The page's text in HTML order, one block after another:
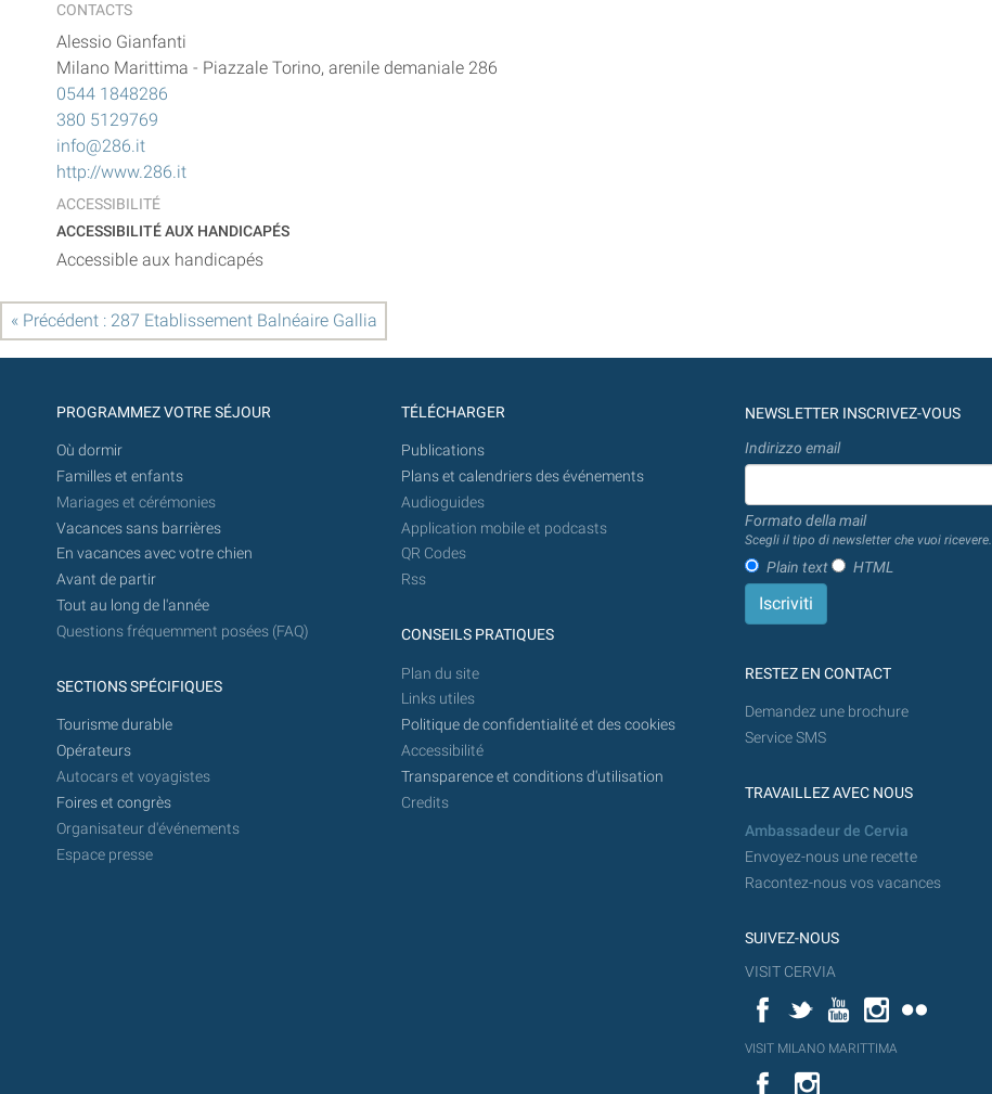
CONTACTS
Alessio Gianfanti
Milano Marittima - Piazzale Torino, arenile demaniale 286
0544 1848286
380 5129769
info@286.it
http://www.286.it
ACCESSIBILITÉ
ACCESSIBILITÉ AUX HANDICAPÉS
Accessible aux handicapés
« Précédent : 287 Etablissement Balnéaire Gallia
PROGRAMMEZ VOTRE SÉJOUR
Où dormir
Familles et enfants
Mariages et cérémonies
Vacances sans barrières
En vacances avec votre chien
Avant de partir
Tout au long de l'année
Questions fréquemment posées (FAQ)
SECTIONS SPÉCIFIQUES
Tourisme durable
Opérateurs
Autocars et voyagistes
Foires et congrès
Organisateur d'événements
Espace presse
TÉLÉCHARGER
Publications
Plans et calendriers des événements
Audioguides
Application mobile et podcasts
QR Codes
Rss
CONSEILS PRATIQUES
Plan du site
Links utiles
Politique de confidentialité et des cookies
Accessibilité
Transparence et conditions d'utilisation
Credits
NEWSLETTER INSCRIVEZ-VOUS
Indirizzo email
Formato della mail
Scegli il tipo di newsletter che vuoi ricevere.
Plain text HTML
RESTEZ EN CONTACT
Demandez une brochure
Service SMS
TRAVAILLEZ AVEC NOUS
Ambassadeur de Cervia
Envoyez-nous une recette
Racontez-nous vos vacances
SUIVEZ-NOUS
VISIT CERVIA
FacebookTwitterYouTubeInstagram
YouT
VISIT MILANO MARITTIMA
Flick
VISITYouTube